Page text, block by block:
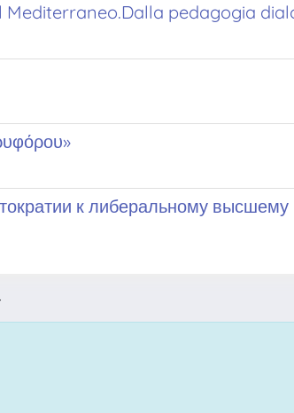
Mediterraneo.Dalla pedagogia
к либеральному